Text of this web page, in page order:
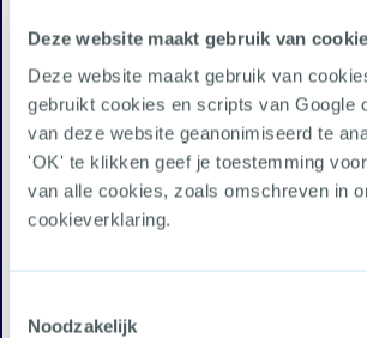
Deze website maakt gebruik van
Deze website maakt gebruik van
gebruikt cookies en scripts van Google
van deze website geanonimiseerd te
'OK' te klikken geef je toestemming
van alle cookies, zoals omschreven in
cookieverklaring.
Noodzakelijk
Integraal
Hoe helpt het CCV jou als gemeente?
Veiligheidsplannen
Nieuwe omgevingswet
Integraal veiligheidsplan maken
Uitvoeringsplan maken
Maak je eigen uitvoeringsplan
Stappenplan opstellen uitvoeringsplan
Onderzoeken en voorbeelden